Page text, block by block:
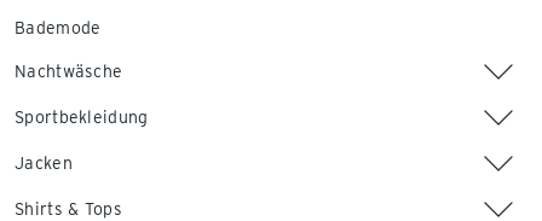
Bademode
Nachtwäsche
Sportbekleidung
Jacken
Shirts & Tops